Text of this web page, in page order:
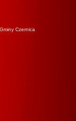
Czernica